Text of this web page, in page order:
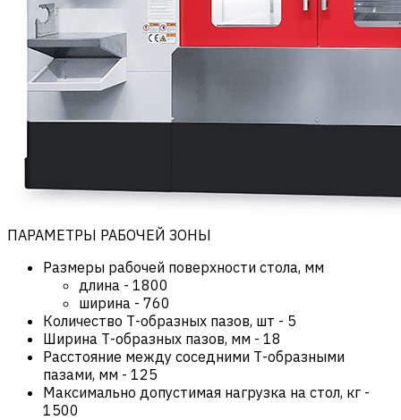
ПАРАМЕТРЫ РАБОЧЕЙ ЗОНЫ
Размеры рабочей поверхности стола, мм
длина - 1800
ширина - 760
Количество Т-образных пазов, шт - 5
Ширина Т-образных пазов, мм - 18
Расстояние между соседними Т-образными
пазами, мм - 125
Максимально допустимая нагрузка на стол, кг -
1500